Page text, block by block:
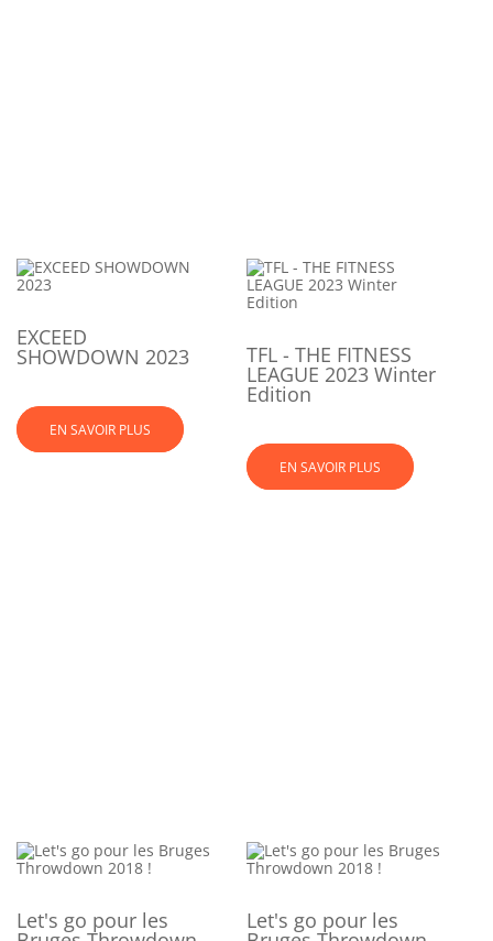
EXCEED
SHOWDOWN 2023
EN SAVOIR PLUS
TFL - THE FITNESS
LEAGUE 2023 Winter
Edition
EN SAVOIR PLUS
Let's go pour les Let's go pour les